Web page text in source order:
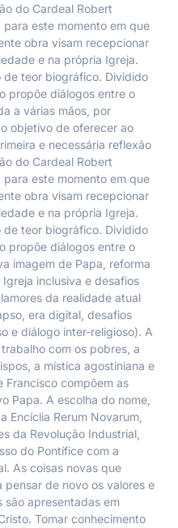
do Cardeal Robert
este momento em que
obra visam recepcionar
e na própria Igreja.
de teor biográfico. Dividido
propõe diálogos entre o
a várias mãos, por
objetivo de oferecer ao
e necessária reflexão
do Cardeal Robert
este momento em que
obra visam recepcionar
e na própria Igreja.
de teor biográfico. Dividido
propõe diálogos entre o
imagem de Papa, reforma
inclusiva e desafios
da realidade atual
era digital, desafios
e diálogo inter-religioso). A
com os pobres, a
a mística agostiniana e
Francisco compõem as
Papa. A escolha do nome,
Encíclia Rerum Novarum,
da Revolução Industrial,
do Pontífice com a
As coisas novas que
de novo os valores e
são apresentadas em
Tomar conhecimento